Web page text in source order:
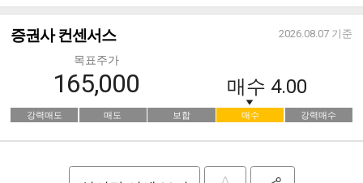
증권사 컨센서스 2026.08.07 기준
목표주가
165,000 매수 4.00
강력매도 매도 보합 매수 강력매수